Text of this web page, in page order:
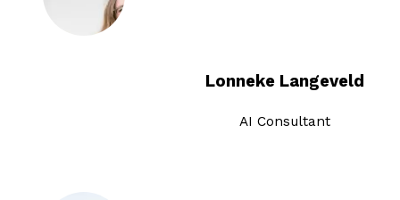
Lonneke Langeveld
AI Consultant